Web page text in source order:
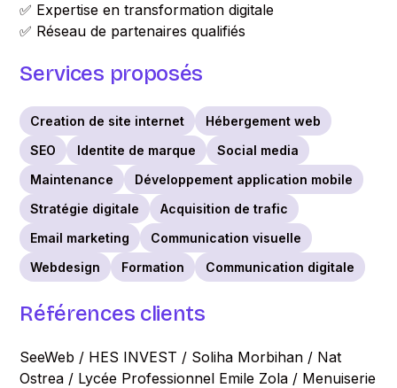
✅ Expertise en transformation digitale
✅ Réseau de partenaires qualifiés
Services proposés
Creation de site internet
Hébergement web
SEO
Identite de marque
Social media
Maintenance
Développement application mobile
Stratégie digitale
Acquisition de trafic
Email marketing
Communication visuelle
Webdesign
Formation Communication digitale
Références clients
SeeWeb / HES INVEST / Soliha Morbihan / Nat
Ostrea / Lycée Professionnel Emile Zola / Menuiserie